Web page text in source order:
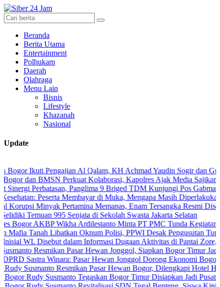
Beranda
Berita Utama
Entertainment
Polhukam
Daerah
Olahraga
Menu Lain
Bisnis
Lifestyle
Khazanah
Nasional
Update
Pengajian Al Qalam, KH Achmad Yaudin Sogir dan Gus Sholeh
BMSN Perkuat Kolaborasi, Kapolres Ajak Media Sajikan Informasi
Panglima 9 Briged TDM Kunjungi Pos Gabma Temajuk
Peserta Membayar di Muka, Mengapa Masih Diperlakukan Berbeda?
Minyak Pertamina Memanas, Enam Tersangka Resmi Diseret ke
995 Senjata di Sekolah Swasta Jakarta Selatan
Wikha Ardilestanto Minta PT PMC Tunda Kegiatan Demi
Libatkan Oknum Polisi, PPWI Desak Pengusutan Tuntas Kasus
Disebut dalam Informasi Dugaan Aktivitas di Pantai Zore, Bea
Pasar Hewan Jonggol, Siapkan Bogor Timur Jadi Pusat
Winara: Pasar Hewan Jonggol Dorong Ekonomi Bogor Timur
Resmikan Pasar Hewan Bogor, Dilengkapi Hotel Hewan dan
Susmanto Tegaskan Bogor Timur Disiapkan Jadi Pusat